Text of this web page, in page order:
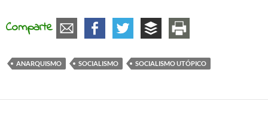
Comparte
ANARQUISMO SOCIALISMO SOCIALISMO UTÓPICO